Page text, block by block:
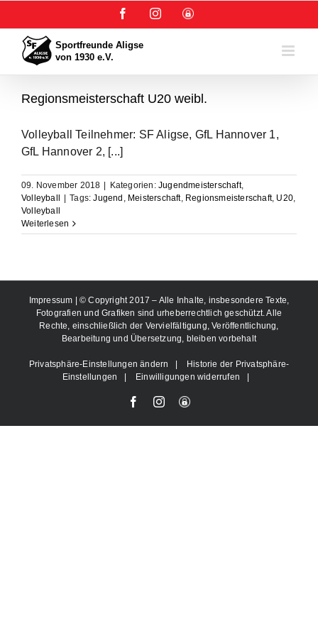
springen
FacebookInstagram
User-
Regionsmeisterschaft U20 weibl.
Volleyball Teilnehmer: SF Aligse, GfL Hannover 1,
GfL Hannover 2, [...]
09. November 2018 Kategorien:Jugendmeisterschaft,
Volleyball
Tags:Jugend , Meisterschaft, Regionsmeisterschaft, U20,
Volleyball
Weiterlesen
Impressum
| © Copyright 2017 – Alle Inhalte, insbesondere Texte,
Fotografien und Grafiken sind urheberrechtlich geschützt. Alle
Rechte, einschließlich der Vervielfältigung, Veröffentlichung,
Bearbeitung und Übersetzung, bleiben vorbehalt
Privatsphäre-Einstellungen ändern
Historie der Privatsphäre-
Einstellungen
Einwilligungen widerrufen
FacebookInstagram
User-